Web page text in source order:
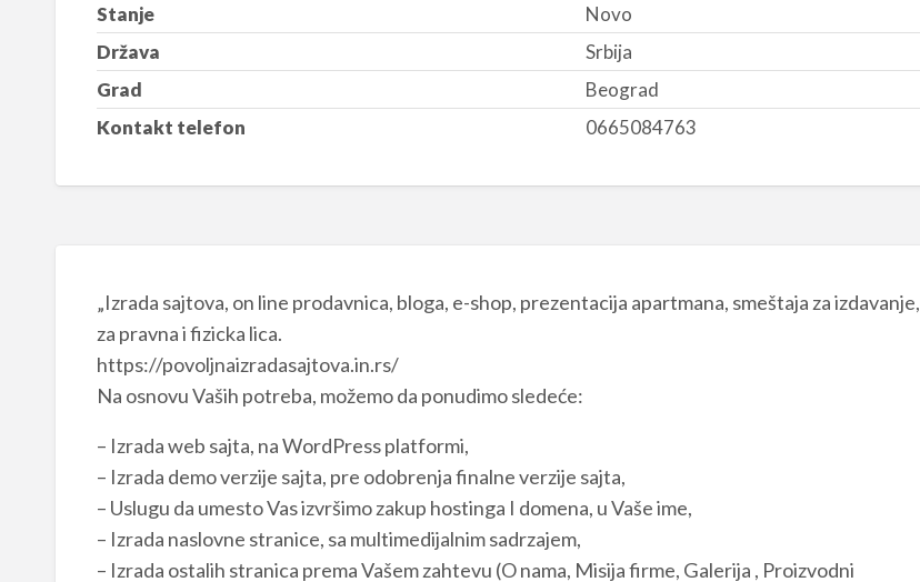
Stanje
Novo
Država
Srbija
Grad
Beograd
Kontakt telefon
0665084763
„Izrada sajtova, on line prodavnica, bloga, e-shop, prezentacija apartmana, smeštaja za izdavanje,
za pravna i fizicka lica.
https://povoljnaizradasajtova.in.rs/
Na osnovu Vaših potreba, možemo da ponudimo sledeće:
– Izrada web sajta, na WordPress platformi,
– Izrada demo verzije sajta, pre odobrenja finalne verzije sajta,
– Uslugu da umesto Vas izvršimo zakup hostinga I domena, u Vaše ime,
– Izrada naslovne stranice, sa multimedijalnim sadrzajem,
– Izrada ostalih stranica prema Vašem zahtevu (O nama, Misija firme, Galerija , Proizvodni